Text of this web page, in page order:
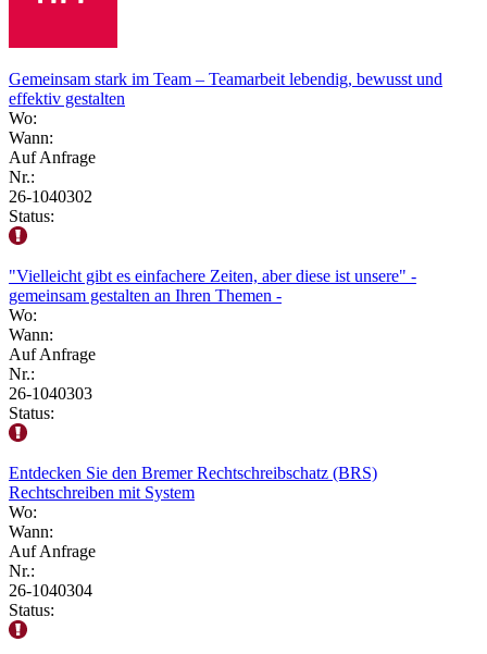
Gemeinsam stark im Team – Teamarbeit lebendig, bewusst und
effektiv gestalten
Wo:
Wann:
Auf Anfrage
Nr.:
26-1040302
Status:
"Vielleicht gibt es einfachere Zeiten, aber diese ist unsere" -
gemeinsam gestalten an Ihren Themen -
Wo:
Wann:
Auf Anfrage
Nr.:
26-1040303
Status:
Entdecken Sie den Bremer Rechtschreibschatz (BRS)
Rechtschreiben mit System
Wo:
Wann:
Auf Anfrage
Nr.:
26-1040304
Status: